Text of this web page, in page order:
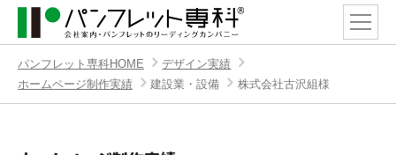
パンフレット専科HOME
デザイン実績
ホームページ制作実績
建設業・設備 株式会社古沢組様